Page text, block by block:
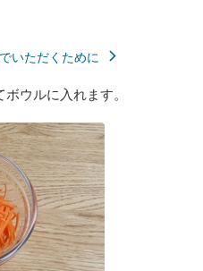
いただくために
ウルに入れます。